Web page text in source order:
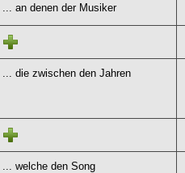
... an denen der Musiker
... die zwischen den Jahren
... welche den Song